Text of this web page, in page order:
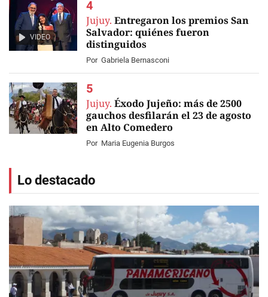
VIDEO
Jujuy. Entregaron los premios San
Salvador: quiénes fueron
distinguidos
Por Gabriela Bernasconi
Jujuy. Éxodo Jujeño: más de 2500
gauchos desfilarán el 23 de agosto
en Alto Comedero
Por Maria Eugenia Burgos
Lo destacado